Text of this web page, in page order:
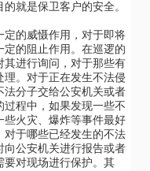
就是保卫客户的安全。
定的威慑作用，对于即将
的阻止作用。在巡逻的
其进行询问，对于那些有
理。对于正在发生不法侵
法分子交给公安机关或者
程中，如果发现一些不
些火灾、爆炸等事件最好
对于哪些已经发生的不法
向公安机关进行报告或者
要对现场进行保护。其